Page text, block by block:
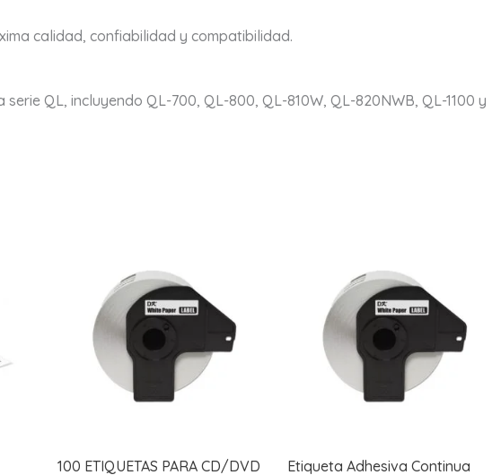
calidad, confiabilidad y compatibilidad.
QL, incluyendo QL-700, QL-800, QL-810W, QL-820NWB, QL-1100 y
100 ETIQUETAS PARA CD/DVD Etiqueta Adhesiva Continua